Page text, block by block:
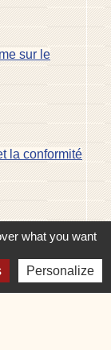
sur le
la conformité
son jardin
privative
what you want
Personalize